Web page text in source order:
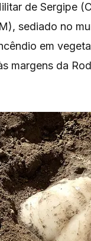
de Sergipe
sediado no
em
margens da